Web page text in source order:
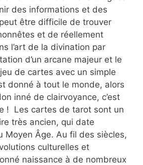
des informations et des
être difficile de trouver
et de réellement
l’art de la divination par
d’un arcane majeur et le
de cartes avec un simple
donné à tout le monde, alors
inné de clairvoyance, c’est
! Les cartes de tarot sont un
très ancien, qui date
Moyen Âge. Au fil des siècles,
culturelles et
naissance à de nombreux